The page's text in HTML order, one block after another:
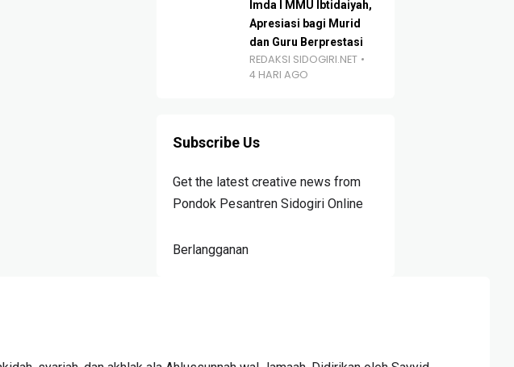
Imda I MMU Ibtidaiyah,
Apresiasi bagi Murid
dan Guru Berprestasi
REDAKSI SIDOGIRI.NET
4 HARI AGO
Subscribe Us
Get the latest creative news from
Pondok Pesantren Sidogiri Online
Berlangganan